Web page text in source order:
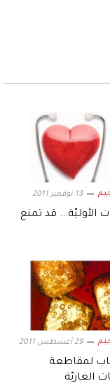
13 نوفمبر 2011
الأوليّة... قد تمنع
29 أغسطس 2011
لمقاطعة
الغازيّة